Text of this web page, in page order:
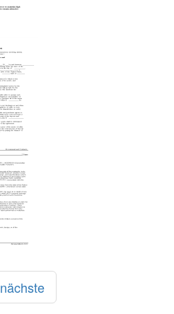
nächste